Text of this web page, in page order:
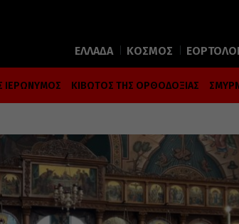
ΕΛΛΑΔΑ ΚΟΣΜΟΣ
ΙΕΡΩΝΥΜΟΣ ΚΙΒΩΤΟΣ ΤΗΣ ΟΡΘΟΔΟΞΙΑΣ